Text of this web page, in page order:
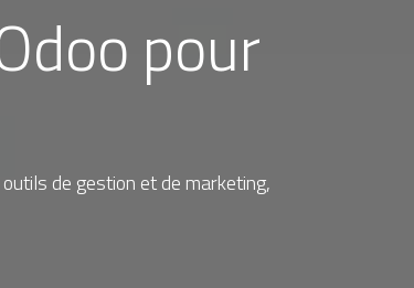
pour
de gestion et de marketing,